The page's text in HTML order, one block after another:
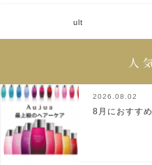
ult
2026.08.02
8月におすす